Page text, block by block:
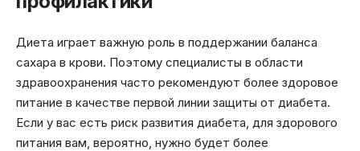
Диета играет важную роль в поддержании баланса
сахара в крови. Поэтому специалисты в области
здравоохранения часто рекомендуют более здоровое
питание в качестве первой линии защиты от диабета.
Если у вас есть риск развития диабета, для здорового
питания вам, вероятно, нужно будет более